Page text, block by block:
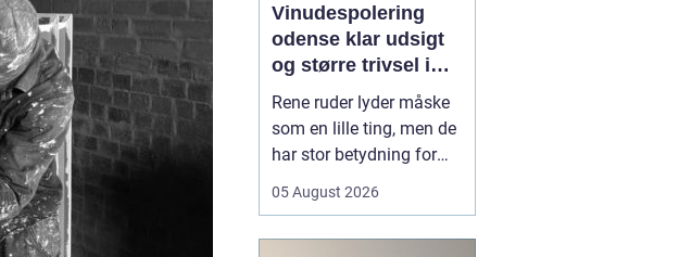
Vinudespolering
odense klar udsigt
og større trivsel i
hverdagen
Rene ruder lyder måske
som en lille ting, men de
har stor betydning for
indtryk af en bolig eller
05 August 2026